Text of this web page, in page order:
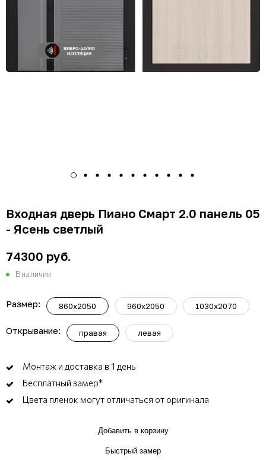
Входная дверь Пиано Смарт 2.0 панель 05
- Ясень светлый
74300 руб.
В наличии
Размер: 860х2050 960х2050 1030х2070
Открывание: правая левая
Монтаж и доставка в 1 день
Бесплатный замер*
Цвета пленок могут отличаться от оригинала
Добавить в корзину
Быстрый замер